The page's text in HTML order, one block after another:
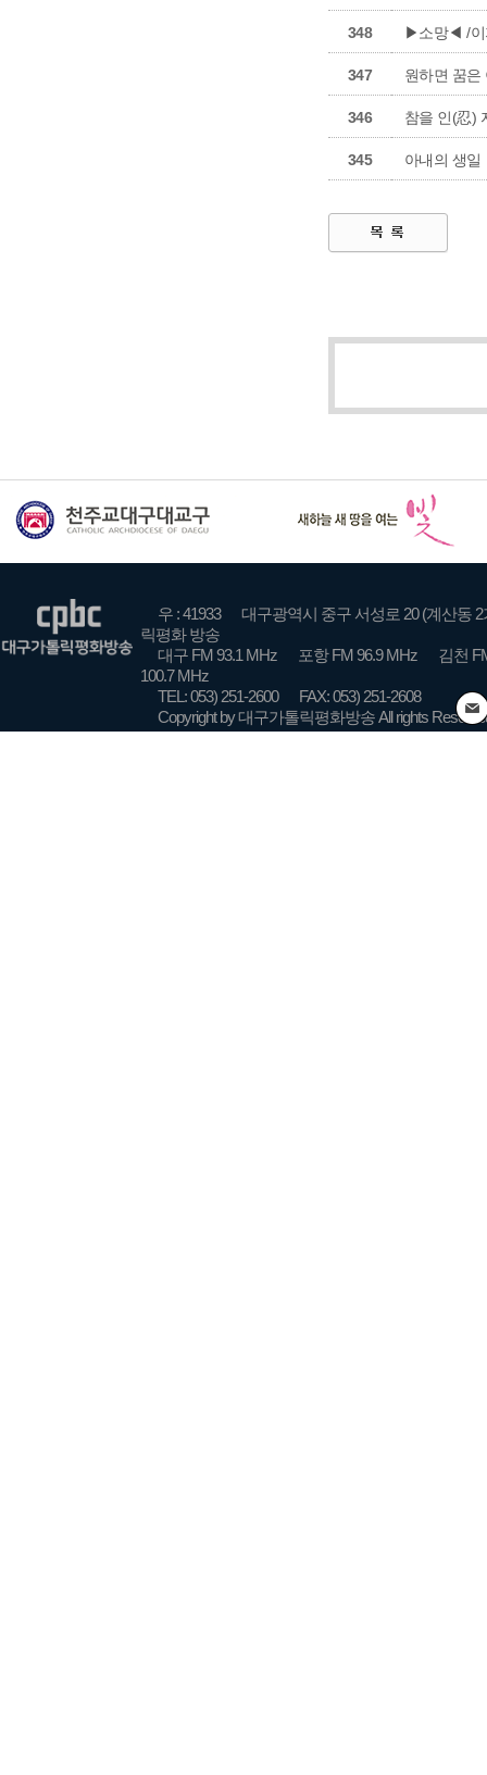
348 ▶소망◀ /이
347 원하면 꿈은
346 참을 인(忍)
345 아내의 생일
우 : 41933
대구광역시 중구 서성로 20 (계산동 2
릭평화 방송
대구 FM 93.1 MHz
포항 FM 96.9 MHz
김천
100.7 MHz
TEL: 053) 251-2600
FAX: 053) 251-2608
Copyright by 대구가톨릭평화방송 All rights